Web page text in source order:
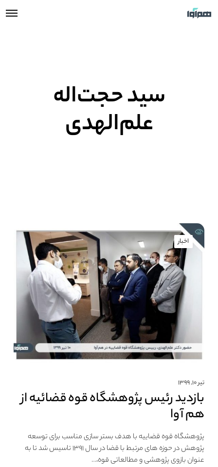
سید حجت‌اله
علم‌الهدی
اخبار
تیر ۱۰, ۱۳۹۹
بازدید رئیس پژوهشگاه قوه قضائیه از
هم آوا
پژوهشگاه قوه قضاییه با هدف بستر سازی مناسب برای توسعه
پژوهش در حوزه های مرتبط با قضا در سال ۱۳۹۱ تاسیس شد تا به
عنوان بازوی پژوهشی و مطالعاتی قوه،…